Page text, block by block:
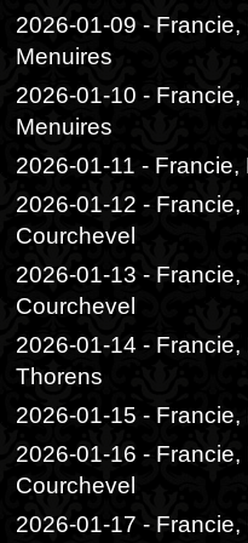
2026-01-09 -
Menuires
2026-01-10 -
Menuires
2026-01-11 - Francie,
2026-01-12 - Francie,
Courchevel
2026-01-13 - Francie,
Courchevel
2026-01-14 - Francie,
Thorens
2026-01-15 - Francie,
2026-01-16 - Francie,
Courchevel
2026-01-17 -